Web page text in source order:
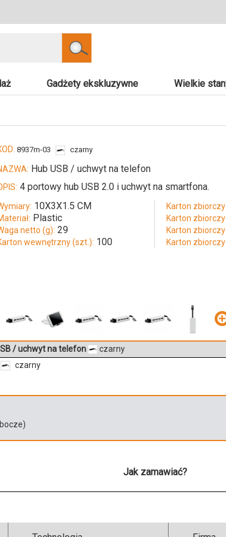
Szukaj
Gadżety ekskluzywne Wielkie
8937m-03 czarny
Hub USB / uchwyt na telefon
4 portowy hub USB 2.0 i uchwyt na smartfona.
10X3X1.5 CM
Plastic
netto (g): 29
wewnętrzny (szt.): 100
Karton
Karton
Karton
Karton
/ uchwyt na telefon
czarny
czarny
Jak zamawiać?